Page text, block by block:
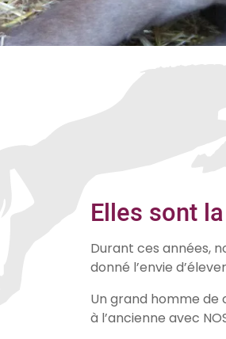
Elles sont
Durant ces années,
donné l’envie
Un grand homme de
à l’ancienne avec